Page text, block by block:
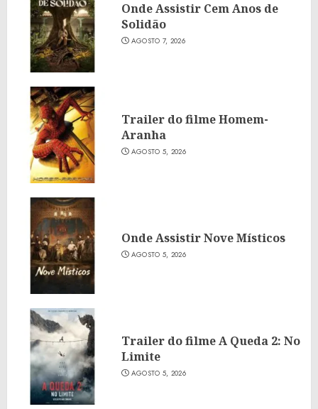
Onde Assistir Cem Anos de
Solidão
AGOSTO 7, 2026
Trailer do filme Homem-
Aranha
AGOSTO 5, 2026
Onde Assistir Nove Místicos
AGOSTO 5, 2026
Trailer do filme A Queda 2: No
Limite
AGOSTO 5, 2026